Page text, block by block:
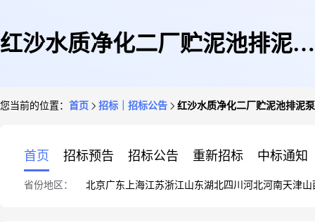
红沙水质净化二厂贮泥池排泥泵
您当前的位置： 首页 招标｜招标公告 红沙水质净化二厂贮泥池排泥
首页 招标预告 招标公告 重新招标 中标通知
省份地区： 北京广东 上海江苏浙江山东湖北四川 河北河南天津山